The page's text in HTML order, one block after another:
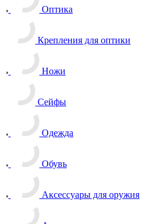
Оптика
Крепления для оптики
Ножи
Сейфы
Одежда
Обувь
Аксессуары для оружия